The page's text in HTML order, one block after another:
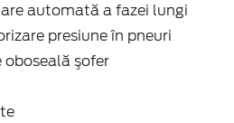
automată a fazei lungi
presiune în pneuri
şofer